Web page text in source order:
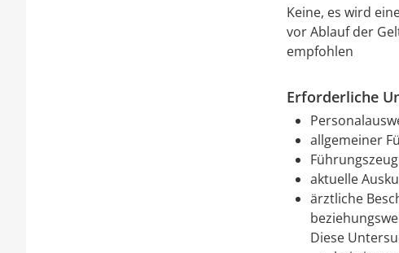
Keine, es wird
vor Ablauf der
empfohlen
Erforderliche
allgemeiner
aktuelle
ärztliche
Diese